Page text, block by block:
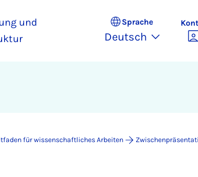
und
Sprache
Deutsch
für wissenschaftliches Arbeiten